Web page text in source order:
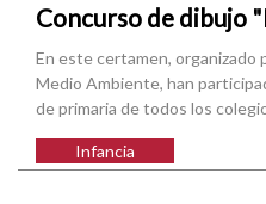
Concurso de dibujo
En este certamen, organizado
Medio Ambiente, han
de primaria de todos los
Infancia